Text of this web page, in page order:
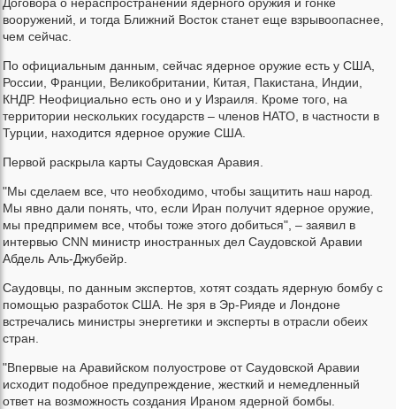
вооружений, и тогда Ближний Восток станет еще взрывоопаснее,
чем сейчас.
По официальным данным, сейчас ядерное оружие есть у США,
России, Франции, Великобритании, Китая, Пакистана, Индии,
КНДР. Неофициально есть оно и у Израиля. Кроме того, на
территории нескольких государств – членов НАТО, в частности в
Турции, находится ядерное оружие США.
Первой раскрыла карты Саудовская Аравия.
"Мы сделаем все, что необходимо, чтобы защитить наш народ.
Мы явно дали понять, что, если Иран получит ядерное оружие,
мы предпримем все, чтобы тоже этого добиться", – заявил в
интервью CNN министр иностранных дел Саудовской Аравии
Абдель Аль-Джубейр.
Саудовцы, по данным экспертов, хотят создать ядерную бомбу с
помощью разработок США. Не зря в Эр-Рияде и Лондоне
встречались министры энергетики и эксперты в отрасли обеих
стран.
"Впервые на Аравийском полуострове от Саудовской Аравии
исходит подобное предупреждение, жесткий и немедленный
ответ на возможность создания Ираном ядерной бомбы.